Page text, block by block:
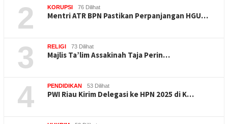
2 KORUPSI 76 Dilihat
Mentri ATR BPN Pastikan Perpanjangan HGU…
3 RELIGI 73 Dilihat
Majlis Ta’lim Assakinah Taja Perin…
4 PENDIDIKAN 53 Dilihat
PWI Riau Kirim Delegasi ke HPN 2025 di K…